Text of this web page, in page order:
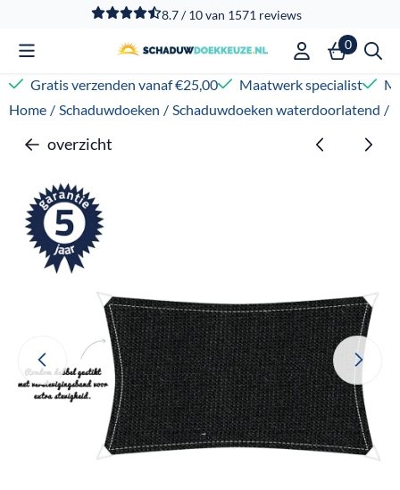
Cookievoorkeuren zijn beschikbaar. Kies instellingen of
8.7 / 10van 1571 reviews
0
Gratis verzenden vanaf €25,00 Maatwerk specialist
Home / Schaduwdoeken / Schaduwdoeken waterdoorlatend /
overzicht